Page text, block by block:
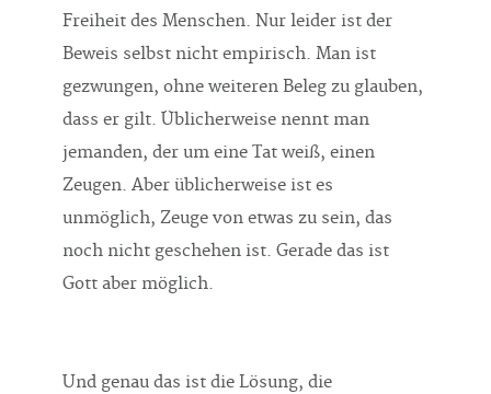
Freiheit des Menschen. Nur leider ist der
Beweis selbst nicht empirisch. Man ist
gezwungen, ohne weiteren Beleg zu glauben,
dass er gilt. Üblicherweise nennt man
jemanden, der um eine Tat weiß, einen
Zeugen. Aber üblicherweise ist es
unmöglich, Zeuge von etwas zu sein, das
noch nicht geschehen ist. Gerade das ist
Gott aber möglich.
Und genau das ist die Lösung, die